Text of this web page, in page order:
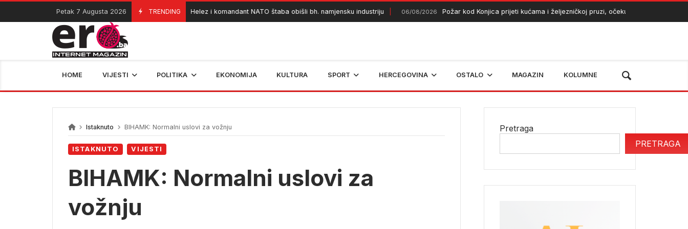
Skip
content
Petak 7 Augusta 2026 TRENDING
06/08/2026 Helez i komandant NATO štaba obišli bh. namjensku industriju 06/08/2026 Požar kod Konjica prijeti kućama i željezničkoj pruzi, očekuje se angažman
HOME VIJESTI POLITIKA EKONOMIJA KULTURA SPORT HERCEGOVINA OSTALO MAGAZIN KOLUMNE
Istaknuto BIHAMK: Normalni uslovi za vožnju
ISTAKNUTO VIJESTI
BIHAMK: Normalni uslovi za
vožnju
Pretraga
PRETRAGA